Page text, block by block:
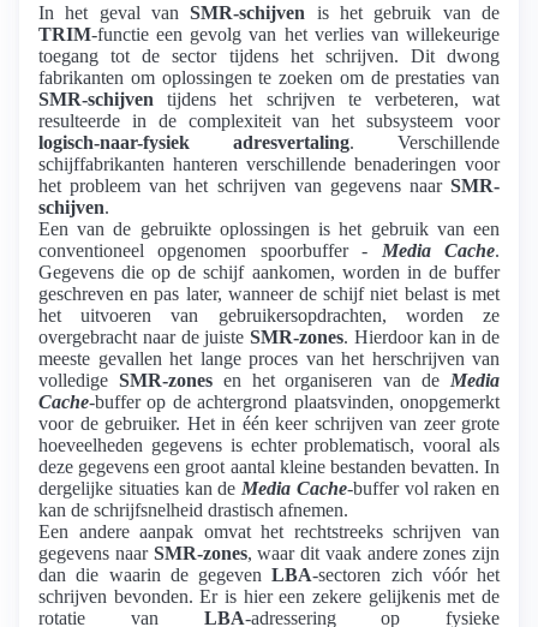
In het geval vanSMR-schijven is het gebruik van de
TRIM-functie een gevolg van het verlies van willekeurige
toegang tot de sector tijdens het schrijven. Dit dwong
fabrikanten om oplossingen te zoeken om de prestaties van
SMR-schijven tijdens het schrijven te verbeteren, wat
resulteerde in de complexiteit van het subsysteem voor
logisch-naar-fysiek adresvertaling. Verschillende
schijffabrikanten hanteren verschillende benaderingen voor
het probleem van het schrijven van gegevens naar SMR-
schijven.
Een van de gebruikte oplossingen is het gebruik van een
conventioneel opgenomen spoorbuffer - Media Cache.
Gegevens die op de schijf aankomen, worden in de buffer
geschreven en pas later, wanneer de schijf niet belast is met
het uitvoeren van gebruikersopdrachten, worden ze
overgebracht naar de juiste SMR-zones. Hierdoor kan in de
meeste gevallen het lange proces van het herschrijven van
volledige SMR-zonesen het organiseren van de Media
Cache-buffer op de achtergrond plaatsvinden, onopgemerkt
voor de gebruiker. Het in één keer schrijven van zeer grote
hoeveelheden gegevens is echter problematisch, vooral als
deze gegevens een groot aantal kleine bestanden bevatten. In
dergelijke situaties kan de Media Cache-buffer vol raken en
kan de schrijfsnelheid drastisch afnemen.
Een andere aanpak omvat het rechtstreeks schrijven van
gegevens naar SMR-zones, waar dit vaak andere zones zijn
dan die waarin de gegevenLBA-sectoren zich vóór het
schrijven bevonden. Er is hier een zekere gelijkenis met de
rotatie van LBA-adressering op fysieke